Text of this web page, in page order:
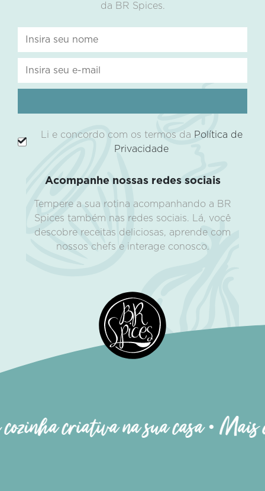
da BR Spices.
Li e concordo com os termos da Política de
Privacidade
Acompanhe nossas redes sociais
Tempere a sua rotina acompanhando a BR
Spices também nas redes sociais. Lá, você
descobre receitas deliciosas, aprende com
nossos chefs e interage conosco.
criativa na sua casa • Mais